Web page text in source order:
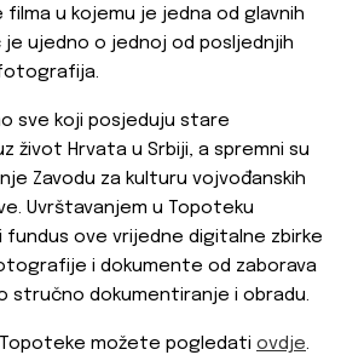
u kojemu je jedna od glavnih
ujedno o jednoj od posljednjih
sve koji posjeduju stare
život Hrvata u Srbiji, a spremni su
Zavodu za kulturu vojvođanskih
Uvrštavanjem u Topoteku
ove vrijedne digitalne zbirke
i dokumente od zaborava
stručno dokumentiranje i obradu.
možete pogledati ovdje.